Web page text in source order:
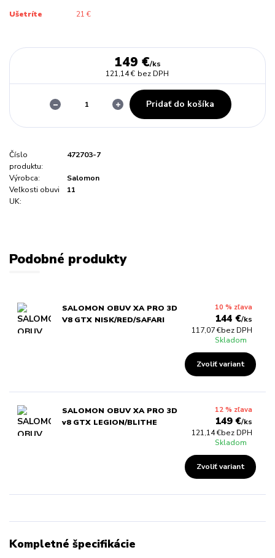
Ušetríte 21 €
149 €/ks
121,14 € bez DPH
Pridať do košíka
Číslo
produktu:
472703-7
Výrobca:
Salomon
Veľkosti obuvi
UK:
11
Podobné produkty
SALOMON OBUV XA PRO 3D
V8 GTX NISK/RED/SAFARI
10 % zľava
144 €/ks
117,07 €bez DPH
Skladom
Zvoliť variant
SALOMON OBUV XA PRO 3D
v8 GTX LEGION/BLITHE
12 % zľava
149 €/ks
121,14 €bez DPH
Skladom
Zvoliť variant
Kompletné špecifikácie